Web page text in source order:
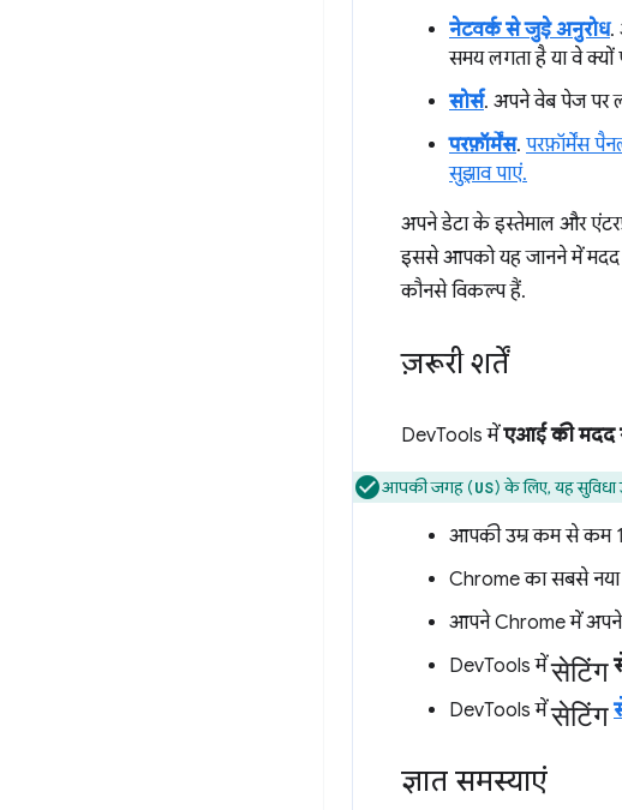
नेटवर्क से जुड़े अनुरोध.
समय लगता है या वे क्यों
सोर्स. अपने वेब पेज पर
परफ़ॉर्मेंस. परफ़ॉर्मेंस
सुझाव पाएं.
अपने डेटा के इस्तेमाल और
इससे आपको यह जानने में मदद
कौनसे विकल्प हैं.
ज़रूरी शर्तें
DevTools मेंएआई की मदद
आपकी जगह (US) के लिए, यह सुविधा
आपकी उम्र कम से कम
Chrome का सबसे नया
आपने Chrome में अपने
DevTools मेंसेटिंग
DevTools मेंसेटिंग
ज्ञात समस्याएं